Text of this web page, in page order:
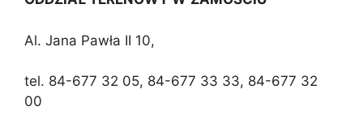
Al. Jana Pawła II 10,
tel. 84-677 32 05, 84-677 33 33, 84-677 32
00